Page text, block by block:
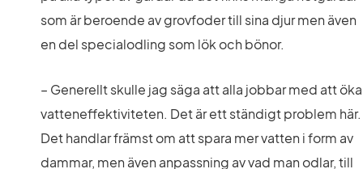
som är beroende av grovfoder till sina djur men även
en del specialodling som lök och bönor.
– Generellt skulle jag säga att alla jobbar med att öka
vatteneffektiviteten. Det är ett ständigt problem här.
Det handlar främst om att spara mer vatten i form av
dammar, men även anpassning av vad man odlar, till